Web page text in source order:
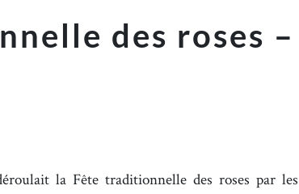
des roses –
la Fête traditionnelle des roses par les